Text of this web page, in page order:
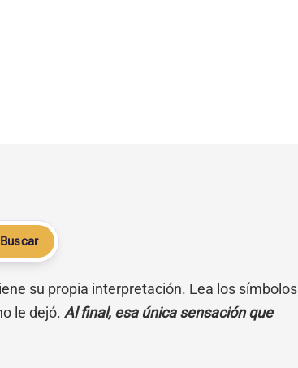
Buscar
su propia interpretación. Lea los símbolos
le dejó. Al final, esa única sensación que